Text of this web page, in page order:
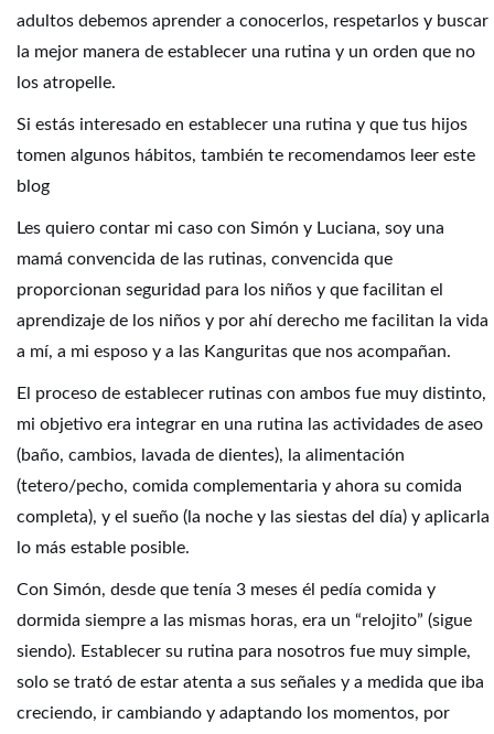
adultos debemos aprender a conocerlos, respetarlos y buscar
la mejor manera de establecer una rutina y un orden que no
los atropelle.
Si estás interesado en establecer una rutina y que tus hijos
tomen algunos hábitos, también te recomendamos leer este
blog
Les quiero contar mi caso con Simón y Luciana, soy una
mamá convencida de las rutinas, convencida que
proporcionan seguridad para los niños y que facilitan el
aprendizaje de los niños y por ahí derecho me facilitan la vida
a mí, a mi esposo y a las Kanguritas que nos acompañan.
El proceso de establecer rutinas con ambos fue muy distinto,
mi objetivo era integrar en una rutina las actividades de aseo
(baño, cambios, lavada de dientes), la alimentación
(tetero/pecho, comida complementaria y ahora su comida
completa), y el sueño (la noche y las siestas del día) y aplicarla
lo más estable posible.
Con Simón, desde que tenía 3 meses él pedía comida y
dormida siempre a las mismas horas, era un “relojito” (sigue
siendo). Establecer su rutina para nosotros fue muy simple,
solo se trató de estar atenta a sus señales y a medida que iba
creciendo, ir cambiando y adaptando los momentos, por